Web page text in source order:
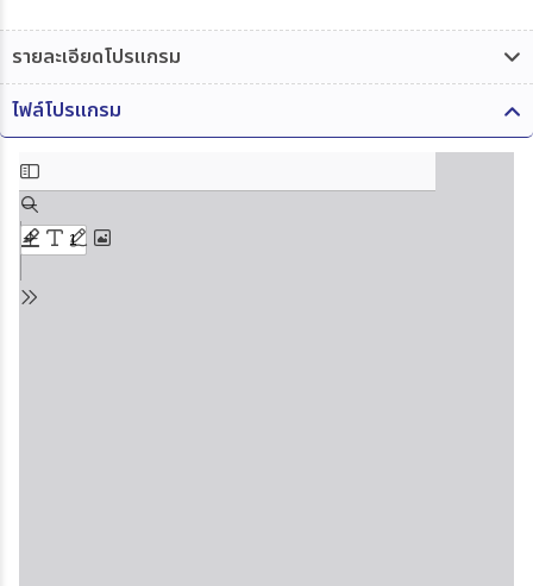
รายละเอียดโปรแกรม
ไฟล์โปรแกรม